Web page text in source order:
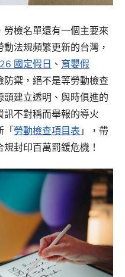
檢名單還有一個主要來
法規頻繁更新的台灣，
國定假日 、 育嬰假
禦，絕不是等勞動檢查
建立透明、與時俱進的
不對稱而舉報的導火
「勞動檢查項目表 」，帶
封印百萬罰鍰危機！